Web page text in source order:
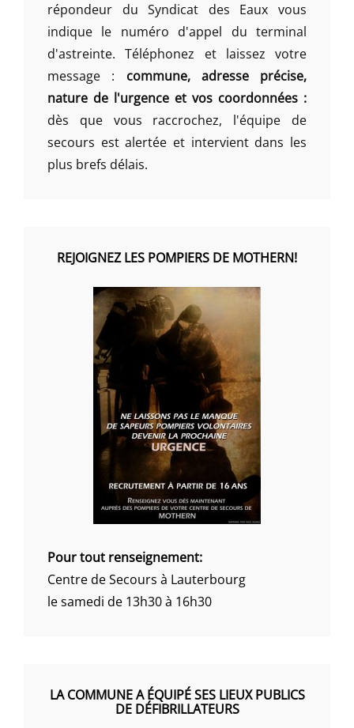
répondeur du Syndicat des Eaux vous
indique le numéro d'appel du terminal
d'astreinte. Téléphonez et laissez votre
message : commune, adresse précise,
nature de l'urgence et vos coordonnées :
dès que vous raccrochez, l'équipe de
secours est alertée et intervient dans les
plus brefs délais.
REJOIGNEZ LES POMPIERS DE MOTHERN!
Pour tout renseignement:
Centre de Secours à Lauterbourg
le samedi de 13h30 à 16h30
LA COMMUNE A ÉQUIPÉ SES LIEUX PUBLICS
DE DÉFIBRILLATEURS